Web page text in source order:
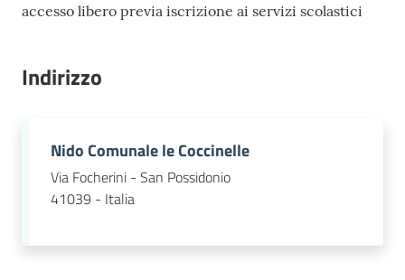
accesso libero previa iscrizione ai servizi scolastici
Indirizzo
Nido Comunale le Coccinelle
Via Focherini - San Possidonio
41039 - Italia